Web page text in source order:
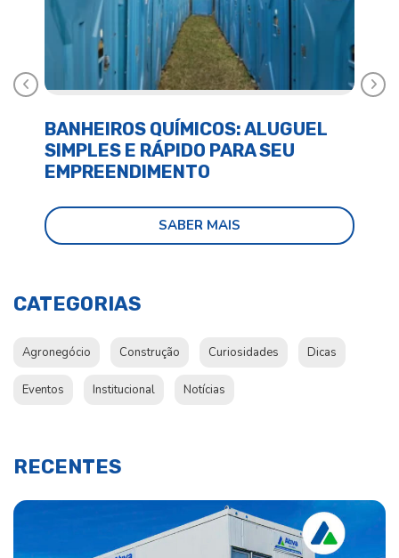
BANHEIROS QUÍMICOS: ALUGUEL
SIMPLES E RÁPIDO PARA SEU
EMPREENDIMENTO
SABER MAIS
Anterior
RECENTES
CATEGORIAS
Agronegócio Construção Curiosidades Dicas
Eventos Institucional Notícias